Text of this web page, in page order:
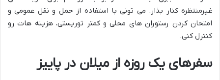
غیرمنتظره کنار بذار. می تونی با استفاده از حمل و نقل عمومی و
امتحان کردن رستوران های محلی و کمتر توریستی، هزینه هات رو
کنترل کنی.
سفرهای یک روزه از میلان در پاییز